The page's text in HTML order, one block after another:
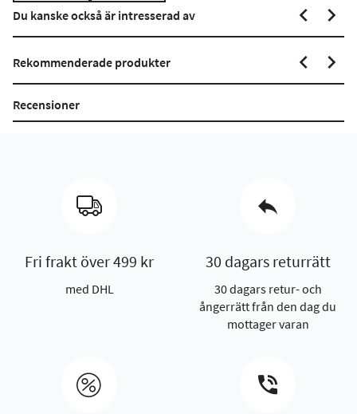
Du kanske också är intresserad av
Rekommenderade produkter
Recensioner
Fri frakt över 499 kr
med DHL
30 dagars returrätt
30 dagars retur- och
ångerrätt från den dag du
mottager varan